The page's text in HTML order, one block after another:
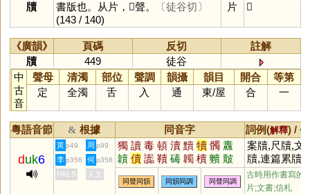
牘
書版也。从片，𧸇聲。
〔徒谷切〕
(143 / 140)
片 𤘄
《廣韻》 頁碼 反切
註解
牘
449
徒谷
中
古
音
聲母 清濁 部位 聲調 韻攝 韻目 開合
等第
定
全濁 舌 入 通 東/屋 合 一
粵語音節 & 根據 同音字 詞例(解釋) /
duk6
黃 p49 周 p99 獨 讀 毒 頓 瀆 黷 犢 髑 纛
韥 儥 讟 韇 碡 韣 櫝 贕 皾
殰
案牘,尺牘,文
牘,連篇累牘,
牘勞形
李 p356 何 p358
HKLS 人文
同聲同韻 同韻同調 同聲同調
古時用作書寫的
片;文書;信札